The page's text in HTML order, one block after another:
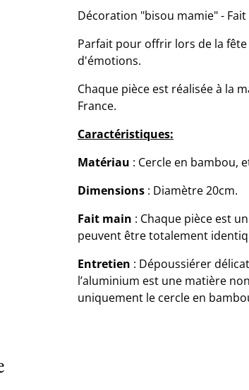
Décoration "bisou mamie" -
Parfait pour offrir lors de la
d'émotions.
Chaque pièce est réalisée à la
France.
Caractéristiques:
Matériau : Cercle en bambou,
Dimensions : Diamètre 20cm.
Fait main : Chaque pièce est
peuvent être totalement
Entretien : Dépoussiérer
l’aluminium est une matière
uniquement le cercle en